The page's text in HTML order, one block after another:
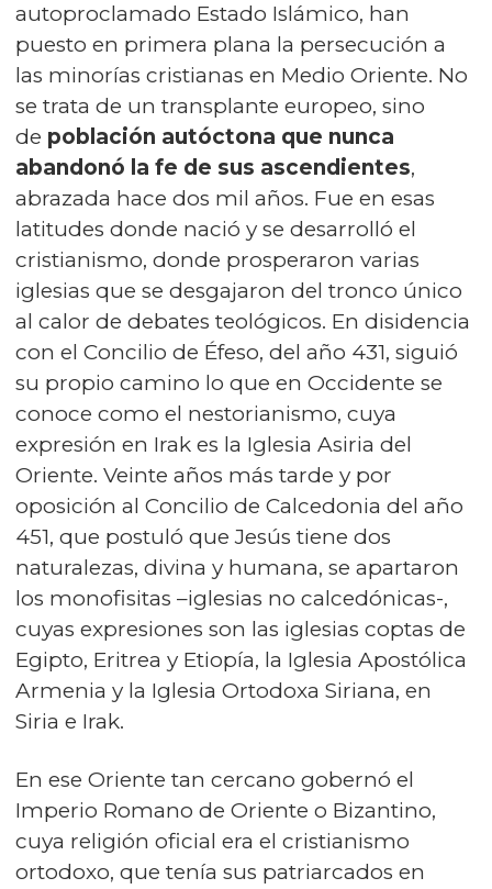
autoproclamado Estado Islámico, han
puesto en primera plana la persecución a
las minorías cristianas en Medio Oriente. No
se trata de un transplante europeo, sino
de población autóctona que nunca
abandonó la fe de sus ascendientes,
abrazada hace dos mil años. Fue en esas
latitudes donde nació y se desarrolló el
cristianismo, donde prosperaron varias
iglesias que se desgajaron del tronco único
al calor de debates teológicos. En disidencia
con el Concilio de Éfeso, del año 431, siguió
su propio camino lo que en Occidente se
conoce como el nestorianismo, cuya
expresión en Irak es la Iglesia Asiria del
Oriente. Veinte años más tarde y por
oposición al Concilio de Calcedonia del año
451, que postuló que Jesús tiene dos
naturalezas, divina y humana, se apartaron
los monofisitas –iglesias no calcedónicas-,
cuyas expresiones son las iglesias coptas de
Egipto, Eritrea y Etiopía, la Iglesia Apostólica
Armenia y la Iglesia Ortodoxa Siriana, en
Siria e Irak.
En ese Oriente tan cercano gobernó el
Imperio Romano de Oriente o Bizantino,
cuya religión oficial era el cristianismo
ortodoxo, que tenía sus patriarcados en